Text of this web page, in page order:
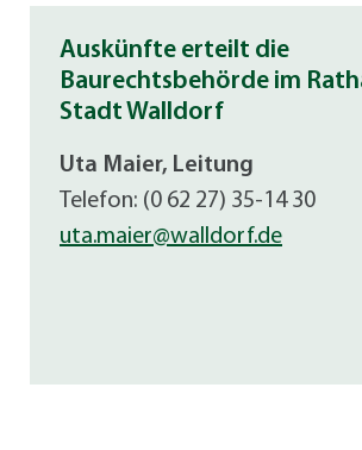
Auskünfte erteilt die
Baurechtsbehörde im
Stadt Walldorf
Uta Maier, Leitung
Telefon: (0 62 27) 35-14 30
uta.maier@walldorf.de